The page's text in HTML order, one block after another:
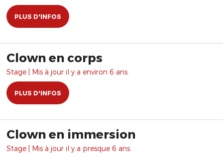
PLUS D'INFOS
Clown en corps
Stage | Mis à jour il y a environ 6 ans.
PLUS D'INFOS
Clown en immersion
Stage | Mis à jour il y a presque 6 ans.